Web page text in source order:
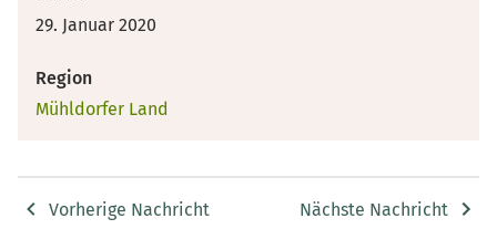
29. Januar 2020
Region
Mühldorfer Land
Vorherige Nachricht Nächste Nachricht